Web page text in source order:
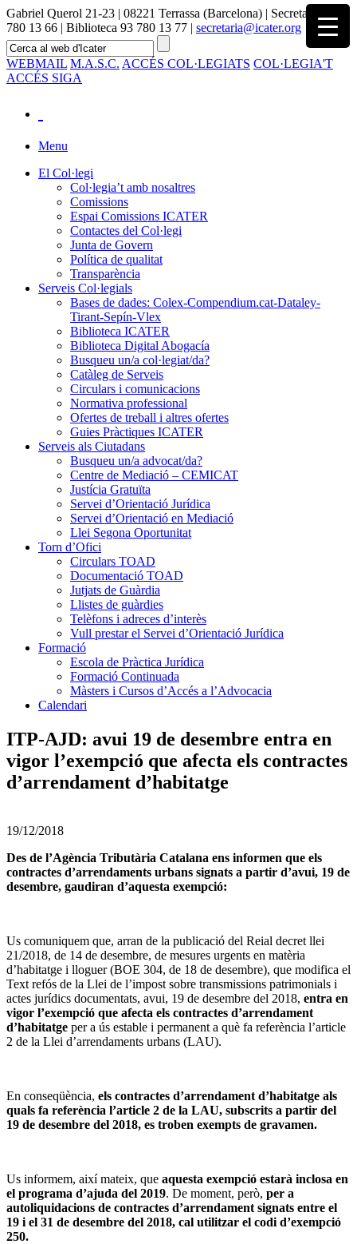
Gabriel Querol 21-23 | 08221 Terrassa (Barcelona) | Secretaria 93
780 13 66 | Biblioteca 93 780 13 77 | secretaria@icater.org
WEBMAIL M.A.S.C. ACCÉS COL·LEGIATS COL·LEGIA'T
ACCÉS SIGA
Menu
El Col·legi
Col·legia’t amb nosaltres
Comissions
Espai Comissions ICATER
Contactes del Col·legi
Junta de Govern
Política de qualitat
Transparència
Serveis Col·legials
Bases de dades: Colex-Compendium.cat-Dataley-
Tirant-Sepín-Vlex
Biblioteca ICATER
Biblioteca Digital Abogacía
Busqueu un/a col·legiat/da?
Catàleg de Serveis
Circulars i comunicacions
Normativa professional
Ofertes de treball i altres ofertes
Guies Pràctiques ICATER
Serveis als Ciutadans
Busqueu un/a advocat/da?
Centre de Mediació – CEMICAT
Justícia Gratuïta
Servei d’Orientació Jurídica
Servei d’Orientació en Mediació
Llei Segona Oportunitat
Torn d’Ofici
Circulars TOAD
Documentació TOAD
Jutjats de Guàrdia
Llistes de guàrdies
Telèfons i adreces d’interès
Vull prestar el Servei d’Orientació Jurídica
Formació
Escola de Pràctica Jurídica
Formació Continuada
Màsters i Cursos d’Accés a l’Advocacia
Calendari
ITP-AJD: avui 19 de desembre entra en
vigor l’exempció que afecta els contractes
d’arrendament d’habitatge
19/12/2018
Des de l’Agència Tributària Catalana ens informen que els
contractes d’arrendaments urbans signats a partir d’avui, 19 de
desembre, gaudiran d’aquesta exempció:
Us comuniquem que, arran de la publicació del Reial decret llei
21/2018, de 14 de desembre, de mesures urgents en matèria
d’habitatge i lloguer (BOE 304, de 18 de desembre), que modifica el
Text refós de la Llei de l’impost sobre transmissions patrimonials i
actes jurídics documentats, avui, 19 de desembre del 2018, entra en
vigor l’exempció que afecta els contractes d’arrendament
d’habitatge per a ús estable i permanent a què fa referència l’article
2 de la Llei d’arrendaments urbans (LAU).
En conseqüència, els contractes d’arrendament d’habitatge als
quals fa referència l’article 2 de la LAU, subscrits a partir del
19 de desembre del 2018, es troben exempts de gravamen.
Us informem, així mateix, que aquesta exempció estarà inclosa en
el programa d’ajuda del 2019. De moment, però, per a
autoliquidacions de contractes d’arrendament signats entre el
19 i el 31 de desembre del 2018, cal utilitzar el codi d’exempció
250.